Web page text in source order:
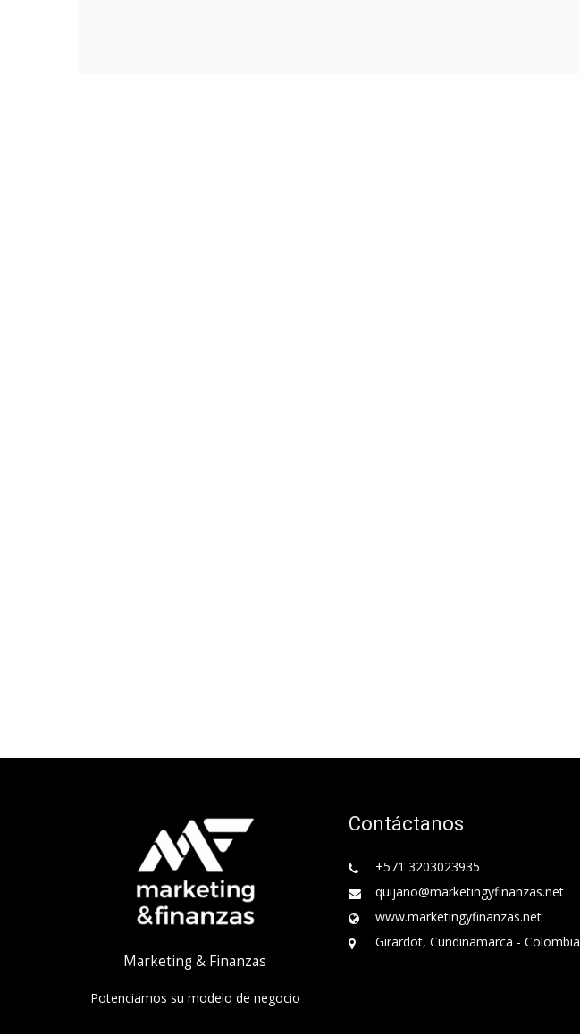
Marketing & Finanzas
Potenciamos su modelo de negocio
Contáctanos
+571 3203023935
quijano@marketingyfinanzas.net
www.marketingyfinanzas.net
Girardot, Cundinamarca - Colombia